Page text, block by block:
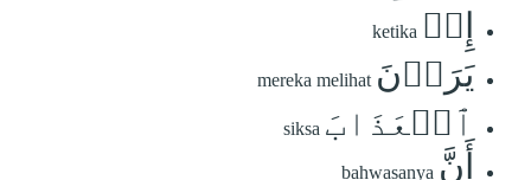
إِذۡ ketika
يَرَوۡنَ mereka melihat
ٱلۡعَذَابَ siksa
أَنَّ bahwasanya